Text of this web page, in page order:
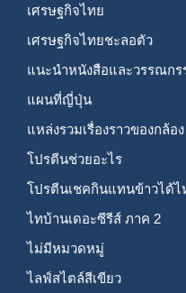
เศรษฐกิจไทย
เศรษฐกิจไทยชะลอตัว
แนะนำหนังสือและวรรณกร
แผนที่ญี่ปุ่น
แหล่งรวมเรื่องราวของกล้อง
โปรตีนช่วยอะไร
โปรตีนเชคกินแทนข้าวได้ไ
ไทบ้านเดอะซีรีส์ ภาค 2
ไม่มีหมวดหมู่
ไลฟ์สไตล์สีเขียว